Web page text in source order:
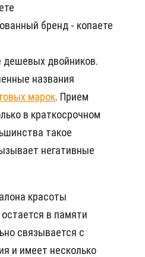
бренд - копаете
дешевых двойников.
названия
марок. Прием
в краткосрочном
такое
негативные
красоты
остается в памяти
связывается с
и имеет несколько